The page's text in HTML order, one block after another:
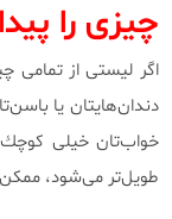
چیزی را
اگر لیستی از تمامی
دندان‌هایتان یا
خواب‌تان خیلی
طویل‌تر می‌شود،